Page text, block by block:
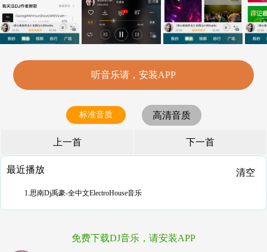
听音乐请，安装APP
标准音质 高清音质
上一首 下一首
最近播放 清空
1.思南Dj禹豪-全中文ElectroHouse音乐
免费下载DJ音乐，请安装APP